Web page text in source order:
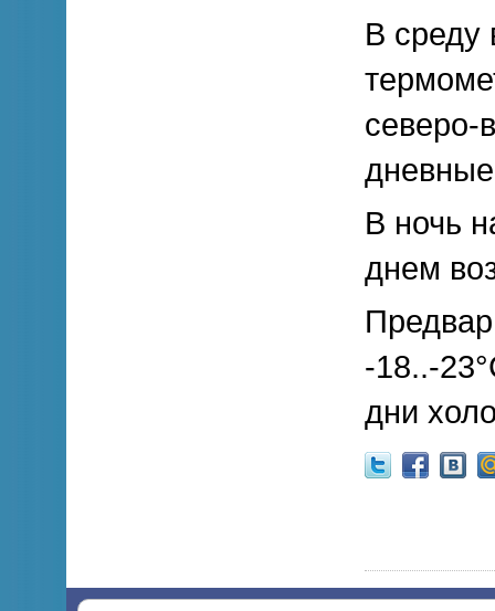
В среду
северо-
В ночь
днем
-18..-
дни